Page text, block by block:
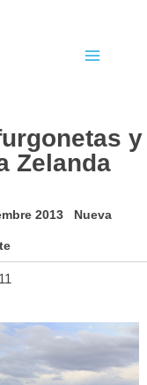
y
Zelanda
2013 Nueva